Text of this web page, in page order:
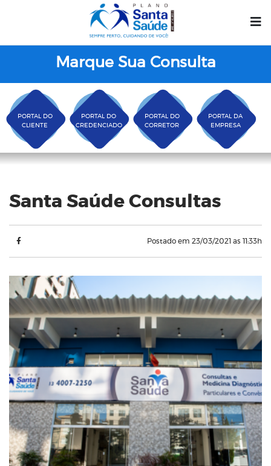
Marque Sua Consulta
PORTAL DO
CLIENTE
PORTAL DO
CREDENCIADO
PORTAL DO
CORRETOR
PORTAL DA
EMPRESA
Blog
Santa Saúde Consultas
Postado em 23/03/2021 as 11:33h